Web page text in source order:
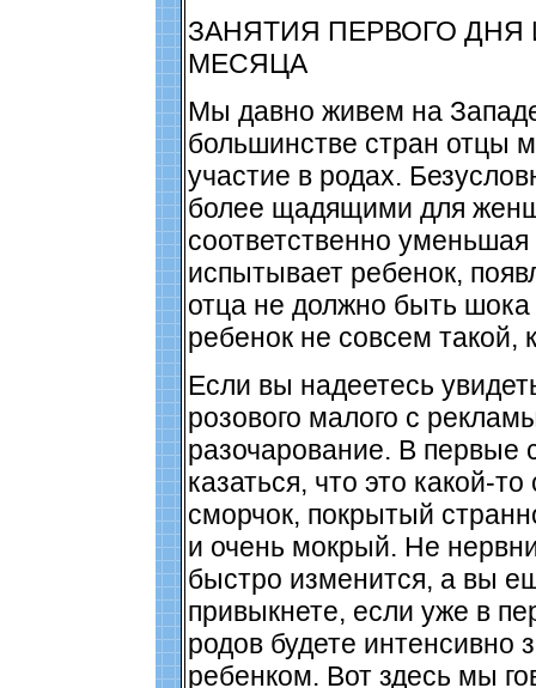
ЗАНЯТИЯ ПЕРВОГО ДНЯ
МЕСЯЦА
Мы давно живем на
большинстве стран отцы
участие в родах.
более щадящими для
соответственно
испытывает ребенок,
отца не должно быть шока
ребенок не совсем такой,
Если вы надеетесь
розового малого с
разочарование. В первые
казаться, что это какой-
сморчок, покрытый
и очень мокрый. Не
быстро изменится, а вы
привыкнете, если уже в
родов будете интенсивно
ребенком. Вот здесь мы